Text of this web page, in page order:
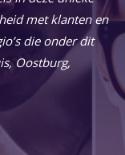
met klanten en
die onder dit
Oostburg,